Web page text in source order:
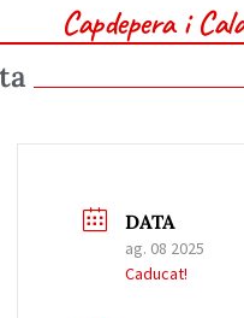
Capdepera i
DATA
ag. 08 2025
Caducat!